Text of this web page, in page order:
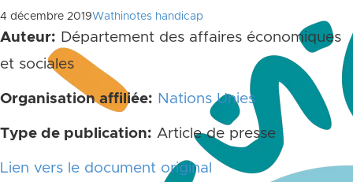
4 décembre 2019Wathinotes handicap
Auteur: Département des affaires économiques
et sociales
Organisation affiliée: Nations Unies
Type de publication: Article de presse
Lien vers le document original